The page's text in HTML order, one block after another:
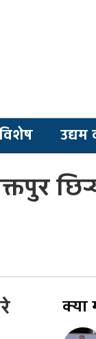
उद्यम
क्या